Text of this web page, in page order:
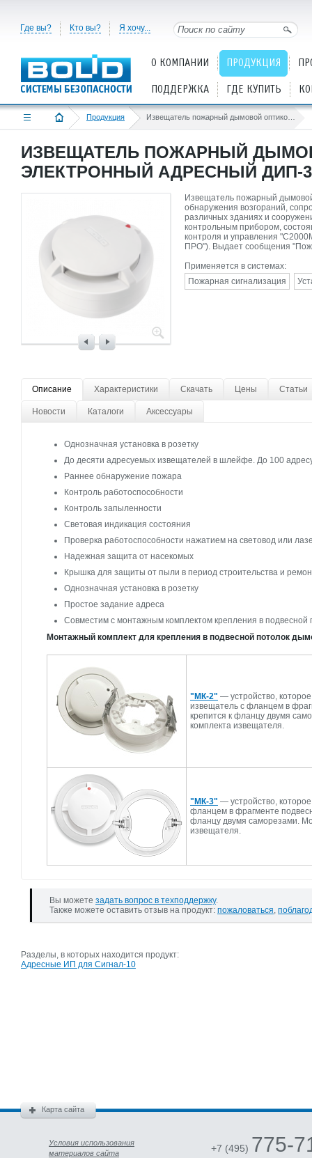
Где вы? Кто вы? Я хочу...
О КОМПАНИИ ПРОДУКЦИЯ
ПОДДЕРЖКА ГДЕ КУПИТЬ
Продукция
ИЗВЕЩАТЕЛЬ ПОЖАРНЫЙ
ЭЛЕКТРОННЫЙ АДРЕСНЫЙ ДИП-
Извещатель пожарный
обнаружения возгораний,
различных зданиях и
контрольным прибором,
контроля и управления
ПРО"). Выдает сообщения
Применяется в системах:
Пожарная сигнализация
Описание Характеристики Скачать Цены Статьи
Новости Каталоги Аксессуары
Однозначная установка в розетку
До десяти адресуемых извещателей в шлейфе. До 100
Раннее обнаружение пожара
Контроль работоспособности
Контроль запыленности
Световая индикация состояния
Проверка работоспособности нажатием на световод или
Надежная защита от насекомых
Крышка для защиты от пыли в период строительства и
Однозначная установка в розетку
Простое задание адреса
Совместим с монтажным комплектом крепления в
Монтажный комплект для крепления в подвесной потолок
"МК-2" — устройство,
извещатель с фланцем в
крепится к фланцу двумя
комплекта извещателя.
"МК-3" — устройство,
фланцем в фрагменте
фланцу двумя саморезами.
извещателя.
Вы можете задать вопрос в техподдержку.
Также можете оставить отзыв на продукт: пожаловаться,
Разделы, в которых находится продукт:
Адресные ИП для Сигнал-10
Карта сайта
Условия использования
материалов сайта
+7 (495) 775-